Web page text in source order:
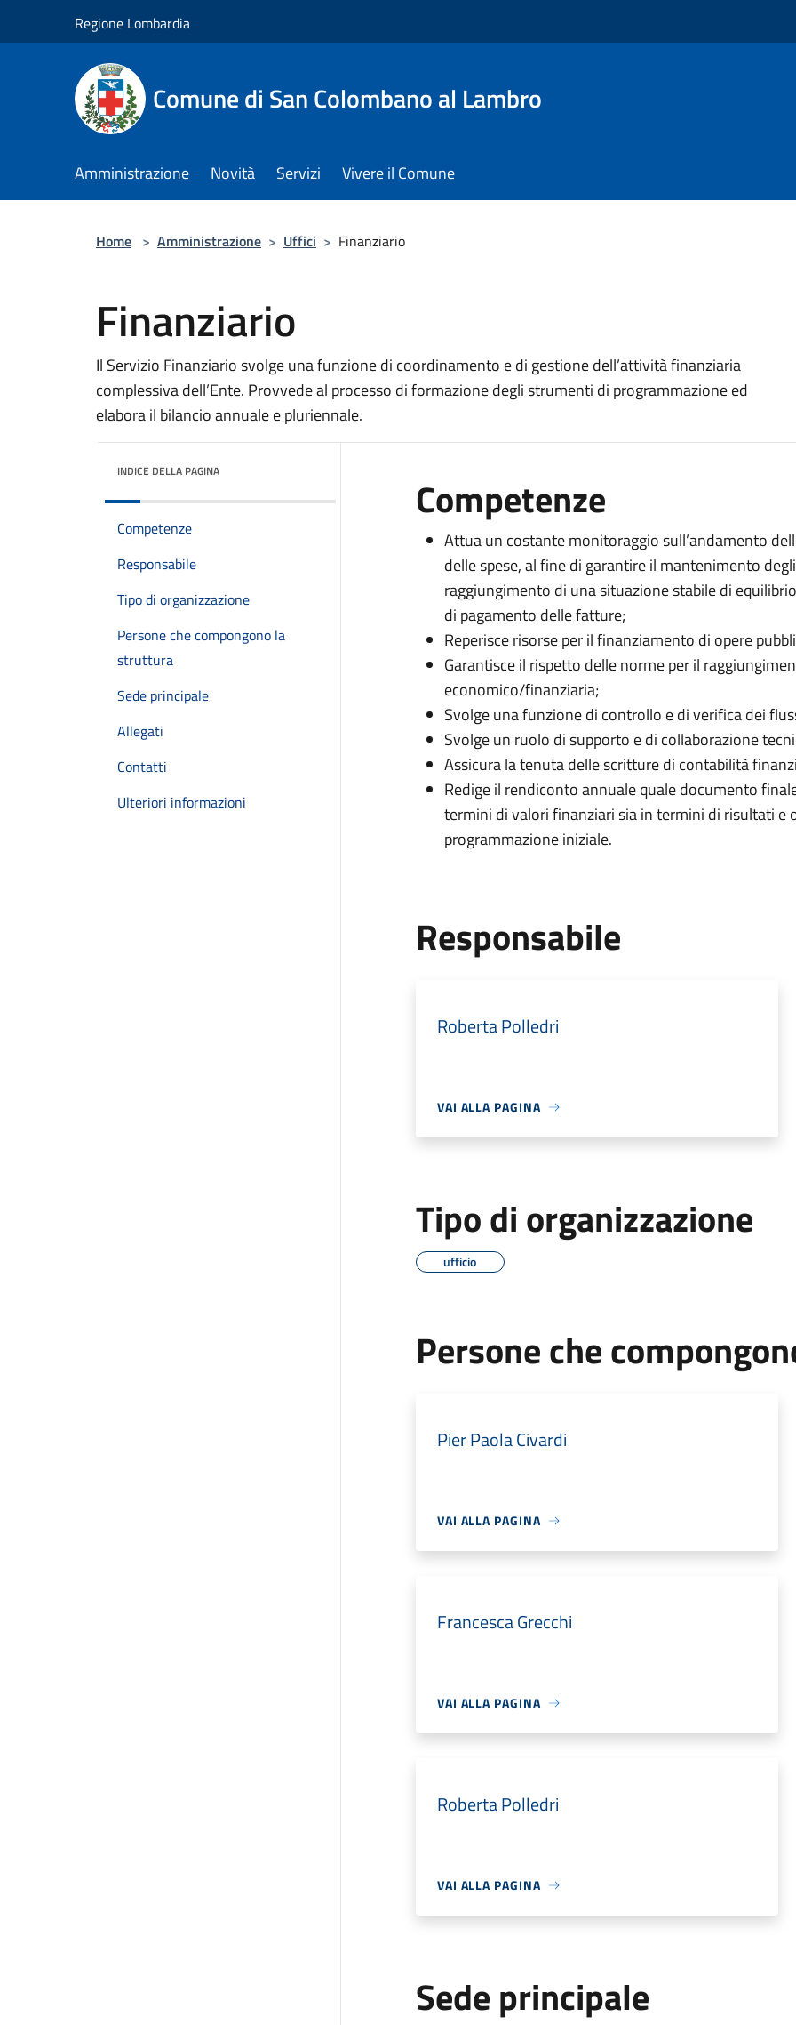
Regione Lombardia
Comune di San Colombano al Lambro
Amministrazione Novità Servizi Vivere il Comune
Home > Amministrazione > Uffici > Finanziario
Finanziario
Il Servizio Finanziario svolge una funzione di coordinamento e di gestione dell’attività finanziaria
complessiva dell’Ente. Provvede al processo di formazione degli strumenti di programmazione ed
elabora il bilancio annuale e pluriennale.
INDICE DELLA PAGINA
Competenze
Responsabile
Tipo di organizzazione
Persone che compongono la
struttura
Sede principale
Allegati
Contatti
Ulteriori informazioni
Competenze
Attua un costante monitoraggio sull’andamento
delle spese, al fine di garantire il mantenimento
raggiungimento di una situazione stabile di
di pagamento delle fatture;
Reperisce risorse per il finanziamento di opere
Garantisce il rispetto delle norme per il
economico/finanziaria;
Svolge una funzione di controllo e di verifica dei
Svolge un ruolo di supporto e di collaborazione
Assicura la tenuta delle scritture di contabilità
Redige il rendiconto annuale quale documento
termini di valori finanziari sia in termini di risultati e
programmazione iniziale.
Responsabile
Roberta Polledri
VAI ALLA PAGINA
Tipo di organizzazione
ufficio
Persone che
Pier Paola Civardi
VAI ALLA PAGINA
Francesca Grecchi
VAI ALLA PAGINA
Roberta Polledri
VAI ALLA PAGINA
Sede principale